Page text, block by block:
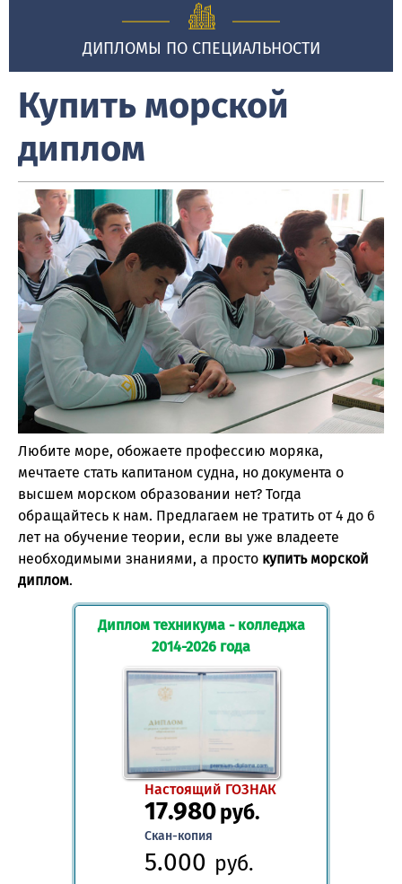
ДИПЛОМЫ ПО СПЕЦИАЛЬНОСТИ
Купить морской
диплом
Любите море, обожаете профессию моряка,
мечтаете стать капитаном судна, но документа о
высшем морском образовании нет? Тогда
обращайтесь к нам. Предлагаем не тратить от 4 до 6
лет на обучение теории, если вы уже владеете
необходимыми знаниями, а просто купить морской
диплом.
Диплом техникума - колледжа
2014-2026 года
Настоящий ГОЗНАК
17.980руб.
Скан-копия
5.000 руб.